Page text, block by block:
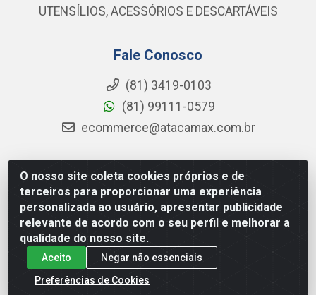
O nosso site coleta cookies próprios e de
terceiros para proporcionar uma experiência
personalizada ao usuário, apresentar publicidade
relevante de acordo com o seu perfil e melhorar a
qualidade do nosso site.
Aceito
Negar não essenciais
Preferências de Cookies
UTENSÍLIOS, ACESSÓRIOS E DESCARTÁVEIS
Fale Conosco
(81) 3419-0103
(81) 99111-0579
ecommerce@atacamax.com.br
Atacamax Importadora de Alimentos LTDA - RODOVIA BR-
101 - SUL, KM 79,60 GP E GALPAO:D - Muribeca, Jaboatão dos
Guararapes - PE, 54355-010 - CNPJ 08.305.623/0001-84